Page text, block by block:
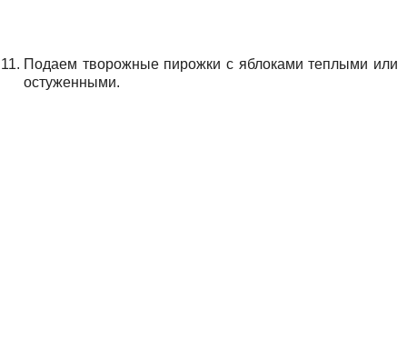
Подаем творожные пирожки с яблоками теплыми или
остуженными.